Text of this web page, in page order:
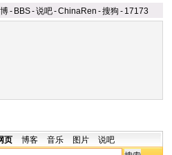
- BBS-说吧-ChinaRen -搜狗 - 17173
页 博客 音乐 图片 说吧